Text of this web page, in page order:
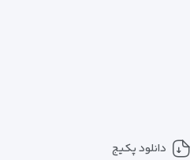
دانلود پکیج